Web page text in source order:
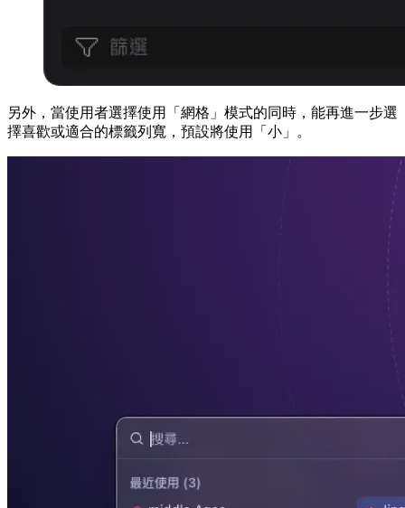
另外，當使用者選擇使用「網格」模式的同時，能再進一步選
擇喜歡或適合的標籤列寬，預設將使用「小」。